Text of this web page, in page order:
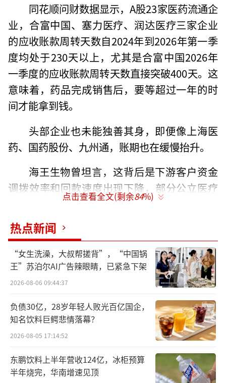
同花顺问财数据显示，A股23家医药流通企
业，合富中国、塞力医疗、润达医疗三家企业
的应收账款周转天数自2024年到2026年第一季
度均处于230天以上，尤其是合富中国2026年
一季度的应收账款周转天数直接突破400天。这
意味着，药品完成销售后，要等超过一年的时
间才能拿到钱。
头部企业也未能独善其身，即便像上海医
药、国药股份、九州通，账期也在缓慢抬升。
海王生物曾坦言，这背后是下游客户资金
调拨效率和回款速度出现下降，部分公立医疗
机构、下游客户的账期存在一定的延长风险，
进而向上游流通企业转嫁资金压力。
超长账期压力下，应收账款已然成为医药
流通企业的一道生死线。账期持续拉长、资金
被长期占用叠加传统分销的利润空间本就微
当前流通行业传统分销业务已进入微利时
代，上海医药、华润医药分销板块2025年毛利
率分别为5.79%、5.8%，走低的传统业务毛利
率倒逼头部流通企业不能仅做“搬运工”。
点击查看全文(剩余84%)
热点新闻
“女生洗澡，大叔帮搓背”，“中国锅
王”苏泊尔AI广告辣眼睛，已紧急下架
2026-08-06 09:44:37
负债30亿，28岁年轻人败光百亿国企，
知名饮料巨鳄悲情落幕？
2026-08-05 17:14:52
东鹏饮料上半年营收124亿，冰柜预算
半年烧完，华南增速见顶